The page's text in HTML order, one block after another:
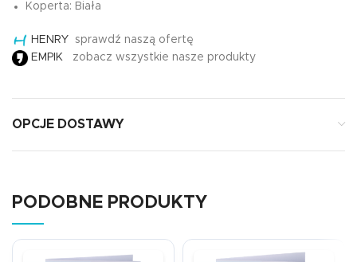
Koperta: Biała
HENRY sprawdź naszą ofertę
EMPIK zobacz wszystkie nasze produkty
OPCJE DOSTAWY
PODOBNE PRODUKTY